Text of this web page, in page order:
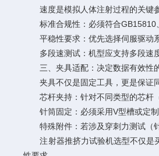
速度是模拟人体注射过程的关键参
标准合规性：必须符合GB15810
平稳性要求：优先选择伺服驱动系
多段速测试：机型应支持多段速度
三、夹具适配：决定数据有效性
夹具不仅是固定工具，更是保证同
芯杆夹持：针对不同类型的芯杆（
针筒固定：必须采用V型槽或定制
特殊附件：若涉及穿刺力测试（针
注射器推挤力试验机选型不仅是买